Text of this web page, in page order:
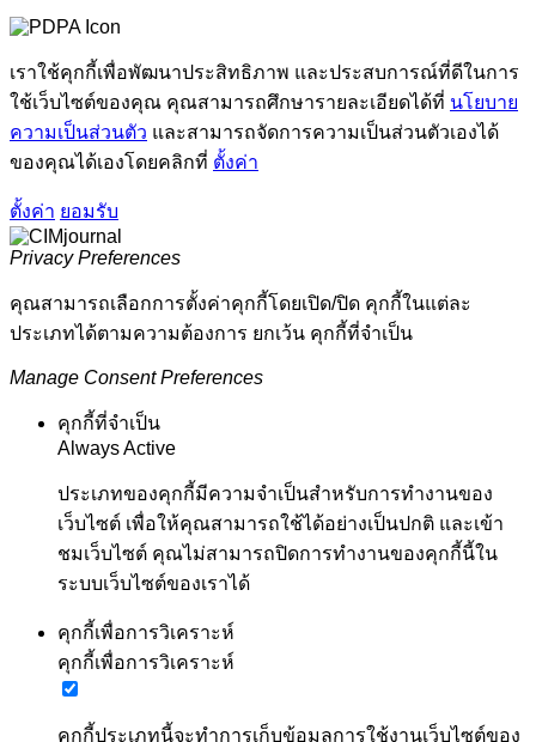
เราใช้คุกกี้เพื่อพัฒนาประสิทธิภาพ และประสบการณ์ที่ดีในการ
ใช้เว็บไซต์ของคุณ คุณสามารถศึกษารายละเอียดได้ที่ นโยบาย
ความเป็นส่วนตัว และสามารถจัดการความเป็นส่วนตัวเองได้
ของคุณได้เองโดยคลิกที่ ตั้งค่า
ตั้งค่า ยอมรับ
Privacy Preferences
คุณสามารถเลือกการตั้งค่าคุกกี้โดยเปิด/ปิด คุกกี้ในแต่ละ
ประเภทได้ตามความต้องการ ยกเว้น คุกกี้ที่จำเป็น
Manage Consent Preferences
คุกกี้ที่จำเป็น
Always Active
ประเภทของคุกกี้มีความจำเป็นสำหรับการทำงานของ
เว็บไซต์ เพื่อให้คุณสามารถใช้ได้อย่างเป็นปกติ และเข้า
ชมเว็บไซต์ คุณไม่สามารถปิดการทำงานของคุกกี้นี้ใน
ระบบเว็บไซต์ของเราได้
คุกกี้เพื่อการวิเคราะห์
คุกกี้เพื่อการวิเคราะห์
คุกกี้ประเภทนี้จะทำการเก็บข้อมูลการใช้งานเว็บไซต์ของ